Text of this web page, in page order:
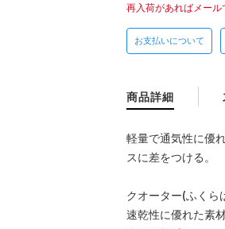
再入荷があればメー
お支払いについて
商品詳細
軽量で通気性に優
スに差をつける。
クオーター(ふくら
速乾性に優れた素